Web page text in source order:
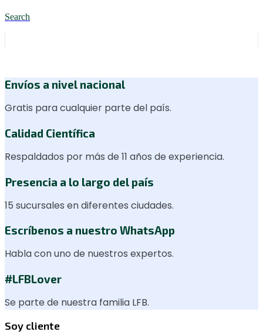
Search
Envíos a nivel nacional
Gratis para cualquier parte del país.
Calidad Científica
Respaldados por más de 11 años de experiencia.
Presencia a lo largo del país
15 sucursales en diferentes ciudades.
Escríbenos a nuestro WhatsApp
Habla con uno de nuestros expertos.
#LFBLover
Se parte de nuestra familia LFB.
Soy cliente